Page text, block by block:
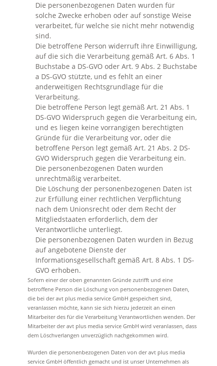
Die personenbezogenen Daten wurden für
solche Zwecke erhoben oder auf sonstige Weise
verarbeitet, für welche sie nicht mehr notwendig
sind.
Die betroffene Person widerruft ihre Einwilligung,
auf die sich die Verarbeitung gemäß Art. 6 Abs. 1
Buchstabe a DS-GVO oder Art. 9 Abs. 2 Buchstabe
a DS-GVO stützte, und es fehlt an einer
anderweitigen Rechtsgrundlage für die
Verarbeitung.
Die betroffene Person legt gemäß Art. 21 Abs. 1
DS-GVO Widerspruch gegen die Verarbeitung ein,
und es liegen keine vorrangigen berechtigten
Gründe für die Verarbeitung vor, oder die
betroffene Person legt gemäß Art. 21 Abs. 2 DS-
GVO Widerspruch gegen die Verarbeitung ein.
Die personenbezogenen Daten wurden
unrechtmäßig verarbeitet.
Die Löschung der personenbezogenen Daten ist
zur Erfüllung einer rechtlichen Verpflichtung
nach dem Unionsrecht oder dem Recht der
Mitgliedstaaten erforderlich, dem der
Verantwortliche unterliegt.
Die personenbezogenen Daten wurden in Bezug
auf angebotene Dienste der
Informationsgesellschaft gemäß Art. 8 Abs. 1 DS-
GVO erhoben.
Sofern einer der oben genannten Gründe zutrifft und eine
betroffene Person die Löschung von personenbezogenen Daten,
die bei der avt plus media service GmbH gespeichert sind,
veranlassen möchte, kann sie sich hierzu jederzeit an einen
Mitarbeiter des für die Verarbeitung Verantwortlichen wenden. Der
Mitarbeiter der avt plus media service GmbH wird veranlassen, dass
dem Löschverlangen unverzüglich nachgekommen wird.
Wurden die personenbezogenen Daten von der avt plus media
service GmbH öffentlich gemacht und ist unser Unternehmen als